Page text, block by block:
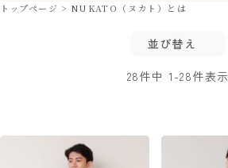
トップページ NUKATO（ヌカト）とは
並び替え
28件中 1 -28件表示